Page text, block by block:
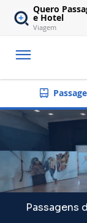
Quero
e Hotel
Viagem
Passagens